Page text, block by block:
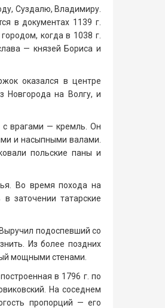
Суздалю, Владимиру.
в документах 1139 г.
когда в 1038 г.
— князей Бориса и
оказался в центре
Новгорода на Волгу, и
с врагами — кремль. Он
и насыпными валами.
польские паны и
Во время похода на
заточении татарские
подоспевший со
Из более поздних
мощными стенами.
в 1796 г. по
На соседнем
пропорций — его